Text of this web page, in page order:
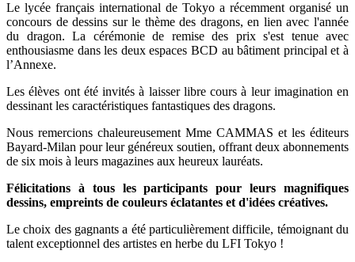
Le lycée français international de Tokyo a récemment organisé un
concours de dessins sur le thème des dragons, en lien avec l'année
du dragon. La cérémonie de remise des prix s'est tenue avec
enthousiasme dans les deux espaces BCD au bâtiment principal et à
l’Annexe.
Les élèves ont été invités à laisser libre cours à leur imagination en
dessinant les caractéristiques fantastiques des dragons.
Nous remercions chaleureusement Mme CAMMAS et les éditeurs
Bayard-Milan pour leur généreux soutien, offrant deux abonnements
de six mois à leurs magazines aux heureux lauréats.
Félicitations à tous les participants pour leurs magnifiques
dessins, empreints de couleurs éclatantes et d'idées créatives.
Le choix des gagnants a été particulièrement difficile, témoignant du
talent exceptionnel des artistes en herbe du LFI Tokyo !